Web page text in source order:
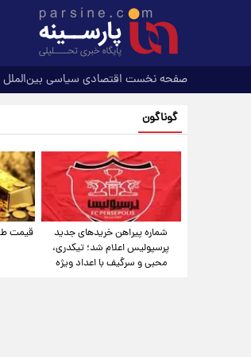
صفحه نخست اقتصادی سیاسی بین‌الملل
گوناگون
شماره پیراهن خریدهای جدید
پرسپولیس اعلام شد؛ تیکدری،
محبی و سرگیف با اعداد ویژه